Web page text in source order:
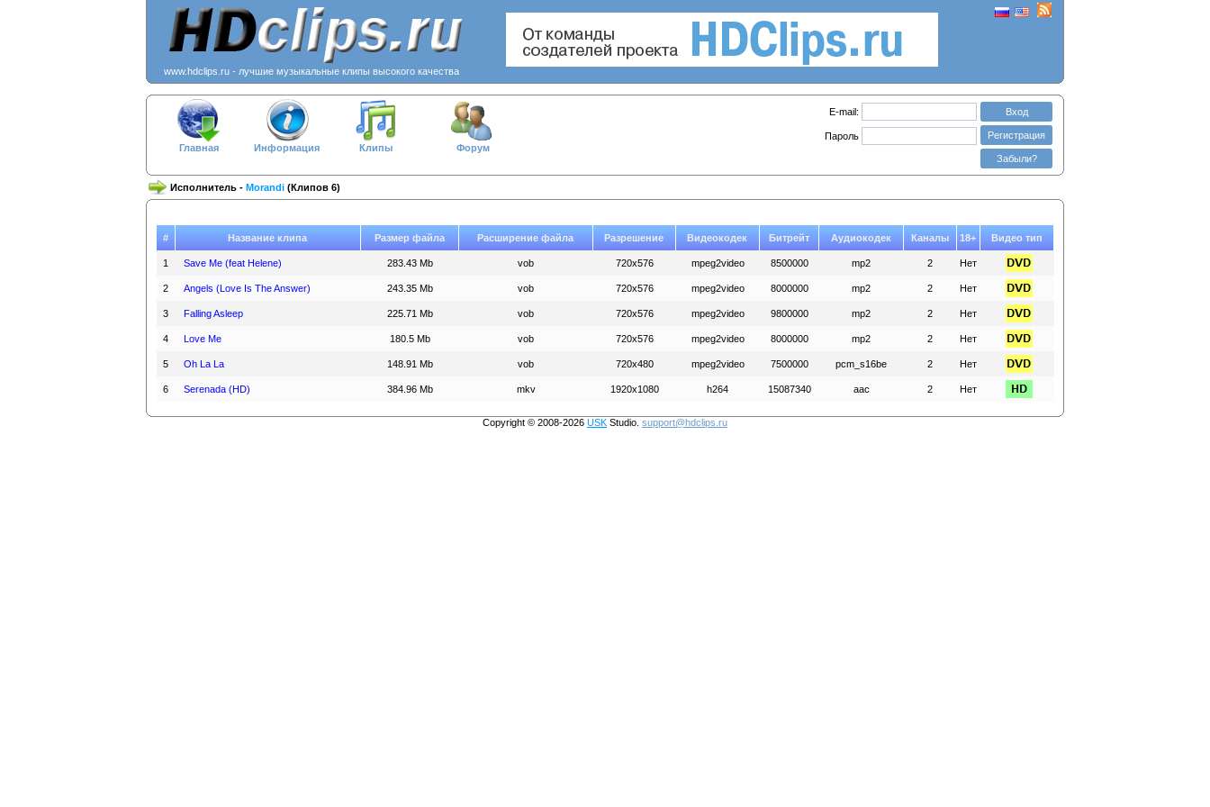
www.hdclips.ru - лучшие музыкальные клипы высокого качества
Главная Информация Клипы Форум
E-mail: Вход
Пароль Регистрация
Забыли?
Исполнитель - Morandi (Клипов 6)
# Название клипа Размер файла Расширение файла Разрешение Видеокодек Битрейт Аудиокодек Каналы 18+ Видео тип
1 Save Me (feat Helene) 283.43 Mb vob 720x576 mpeg2video 8500000 mp2 2 Нет
2 Angels (Love Is The Answer) 243.35 Mb vob 720x576 mpeg2video 8000000 mp2 2 Нет
3 Falling Asleep 225.71 Mb vob 720x576 mpeg2video 9800000 mp2 2 Нет
4 Love Me 180.5 Mb vob 720x576 mpeg2video 8000000 mp2 2 Нет
5 Oh La La 148.91 Mb vob 720x480 mpeg2video 7500000 pcm_s16be 2 Нет
6 Serenada (HD) 384.96 Mb mkv 1920x1080 h264 15087340 aac 2 Нет
Copyright © 2008-2026 USK Studio. support@hdclips.ru